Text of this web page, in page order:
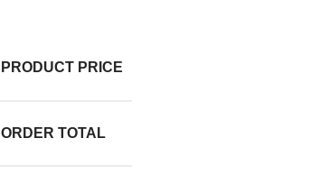
PRODUCT PRICE:
ORDER TOTAL: